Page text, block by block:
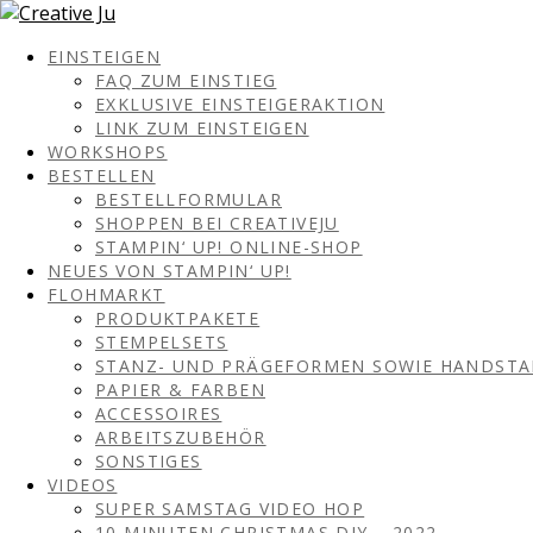
EINSTEIGEN
FAQ ZUM EINSTIEG
EXKLUSIVE EINSTEIGERAKTION
LINK ZUM EINSTEIGEN
WORKSHOPS
BESTELLEN
BESTELLFORMULAR
SHOPPEN BEI CREATIVEJU
STAMPIN‘ UP! ONLINE-SHOP
NEUES VON STAMPIN‘ UP!
FLOHMARKT
PRODUKTPAKETE
STEMPELSETS
STANZ- UND PRÄGEFORMEN SOWIE
PAPIER & FARBEN
ACCESSOIRES
ARBEITSZUBEHÖR
SONSTIGES
VIDEOS
SUPER SAMSTAG VIDEO HOP